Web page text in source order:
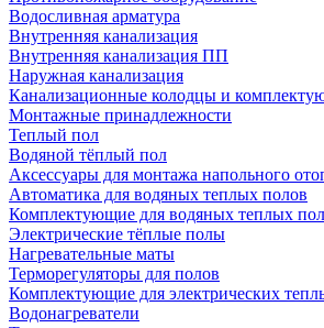
Водосливная арматура
Внутренняя канализация
Внутренняя канализация ПП
Наружная канализация
Канализационные колодцы и
Монтажные принадлежности
Теплый пол
Водяной тёплый пол
Аксессуары для монтажа напольного
Автоматика для водяных теплых полов
Комплектующие для водяных теплых
Электрические тёплые полы
Нагревательные маты
Терморегуляторы для полов
Комплектующие для электрических
Водонагреватели